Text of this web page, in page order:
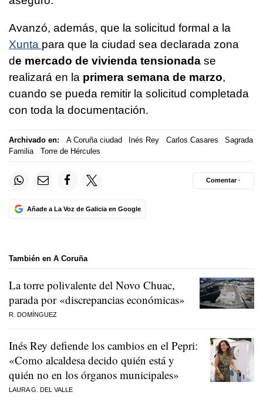
Avanzó, además, que la solicitud formal a la
Xunta para que la ciudad sea declarada zona
de mercado de vivienda tensionada se
realizará en la primera semana de marzo,
cuando se pueda remitir la solicitud completada
con toda la documentación.
Archivado en: A Coruña ciudad Inés Rey Carlos Casares
Sagrada
Familia
Torre de Hércules
Añade a La Voz de Galicia en Google
Comentar ·
También en A Coruña
La torre polivalente del Novo Chuac,
parada por «discrepancias económicas»
R. DOMÍNGUEZ
Inés Rey defiende los cambios en el Pepri:
«Como alcaldesa decido quién está y
quién no en los órganos municipales»
LAURA G. DEL VALLE